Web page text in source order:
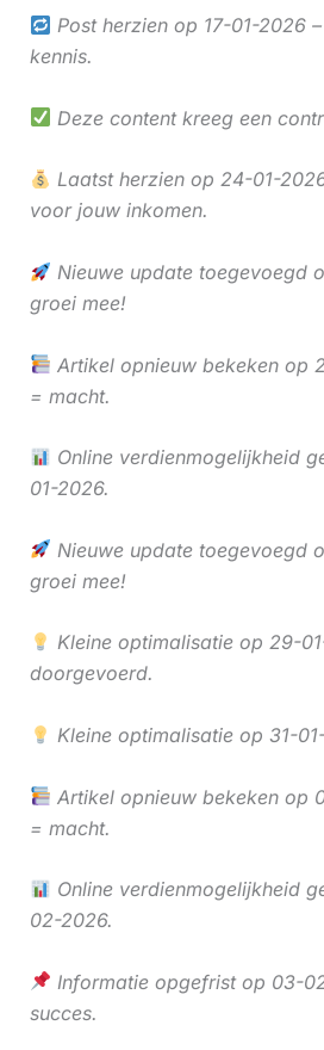
Post herzien op 17-01-2026
kennis.
Deze content kreeg een
Laatst herzien op 24-01-
voor jouw inkomen.
Nieuwe update toegevoegd
groei mee!
Artikel opnieuw bekeken op
= macht.
Online verdienmogelijkheid
01-2026.
Nieuwe update toegevoegd
groei mee!
Kleine optimalisatie op 29-
doorgevoerd.
Kleine optimalisatie op 31-
Artikel opnieuw bekeken op
= macht.
Online verdienmogelijkheid
02-2026.
Informatie opgefrist op 03-
succes.